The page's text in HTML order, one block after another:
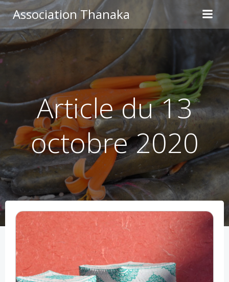
au
contenu
Association Thanaka
Article du 13
octobre 2020